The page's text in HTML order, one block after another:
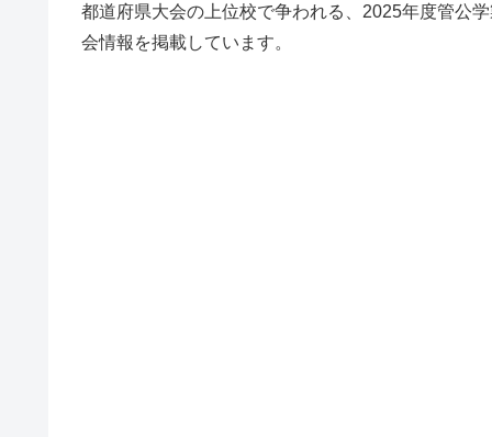
都道府県大会の上位校で争われる、2025年度管公
会情報を掲載しています。